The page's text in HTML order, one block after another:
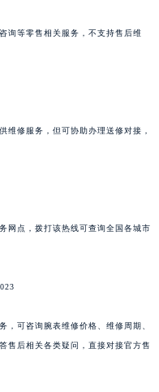
询等零售相关服务，不支持售后维
维修服务，但可协助办理送修对接，
网点，拨打该热线可查询全国各城市
，可咨询腕表维修价格、维修周期、
售后相关各类疑问，直接对接官方售